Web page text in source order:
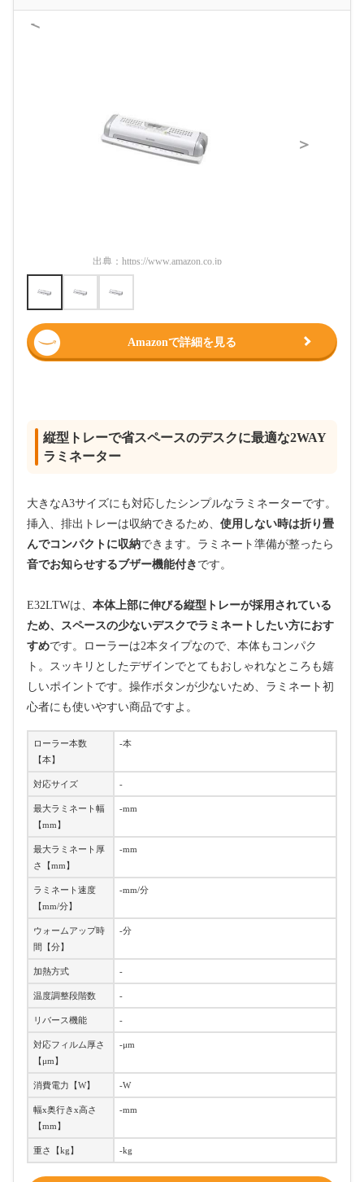
＜
出典： https://www.amazon.co.jp
＞
Amazonで詳細を見る
縦型トレーで省スペースのデスクに最適な2WAY
ラミネーター
大きなA3サイズにも対応したシンプルなラミネーターです。
挿入、排出トレーは収納できるため、 使用しない時は折り畳
んでコンパクトに収納できます。ラミネート準備が整ったら
音でお知らせするブザー機能付き です。
E32LTWは、 本体上部に伸びる縦型トレーが採用されている
ため、スペースの少ないデスクでラミネートしたい方におす
すめです。ローラーは2本タイプなので、本体もコンパク
ト。スッキリとしたデザインでとてもおしゃれなところも嬉
しいポイントです。操作ボタンが少ないため、ラミネート初
心者にも使いやすい商品ですよ。
ローラー本数
【本】
-本
対応サイズ -
最大ラミネート幅
【mm】
-mm
最大ラミネート厚
さ【mm】
-mm
ラミネート速度
【mm/分】
-mm/分
ウォームアップ時
間【分】
-分
加熱方式 -
温度調整段階数 -
リバース機能 -
対応フィルム厚さ
【μm】
-μm
消費電力【W】 -W
幅x奥行きx高さ
【mm】
-mm
重さ【kg】 -kg